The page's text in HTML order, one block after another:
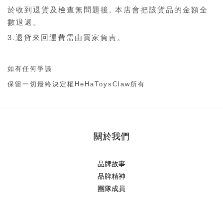
於收到退貨及檢查無問題後, 本店會把該貨品的金額全
數退還。
3.退貨來回運費需由買家負責。
如有任何爭議
保留一切 最終決定權HeHaToysClaw所有
關於我們
品牌故事
品牌精神
團隊成員